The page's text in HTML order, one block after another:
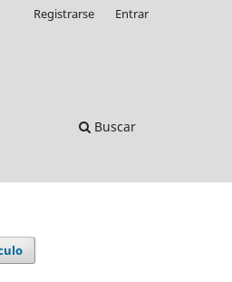
Buscar
Registrarse Entrar